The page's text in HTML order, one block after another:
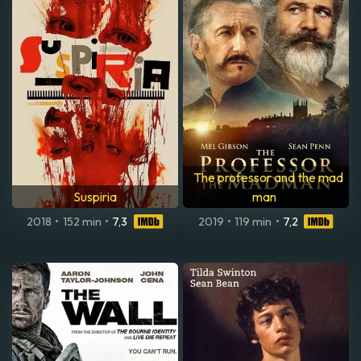
Suspiria
2018 • 152 min • 7,3
The professor and the mad
man
2019 • 119 min • 7,2